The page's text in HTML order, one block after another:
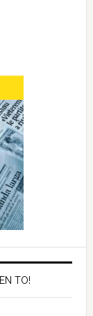
TO!